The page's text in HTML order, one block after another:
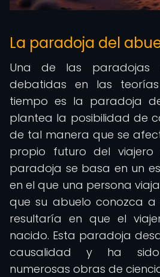
La paradoja del
Una de las paradojas
debatidas en las
tiempo es la paradoja
plantea la posibilidad de
de tal manera que se
propio futuro del viajero
paradoja se basa en un
en el que una persona
que su abuelo conozca a
resultaría en que el
nacido. Esta paradoja
causalidad y ha
numerosas obras de